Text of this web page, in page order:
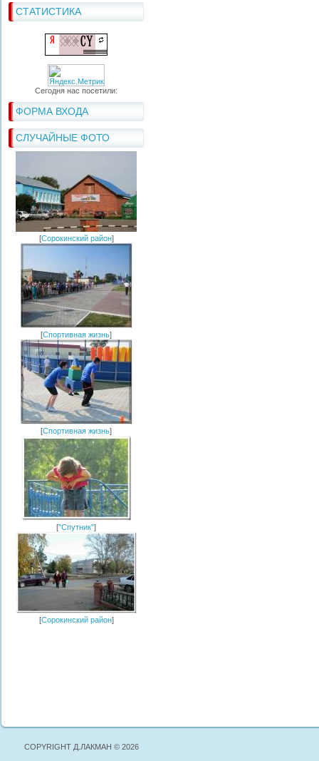
СТАТИСТИКА
Сегодня нас посетили:
ФОРМА ВХОДА
СЛУЧАЙНЫЕ ФОТО
[Сорокинский район]
[Спортивная жизнь]
[Спортивная жизнь]
["Спутник"]
[Сорокинский район]
COPYRIGHT Д.ЛАКМАН © 2026